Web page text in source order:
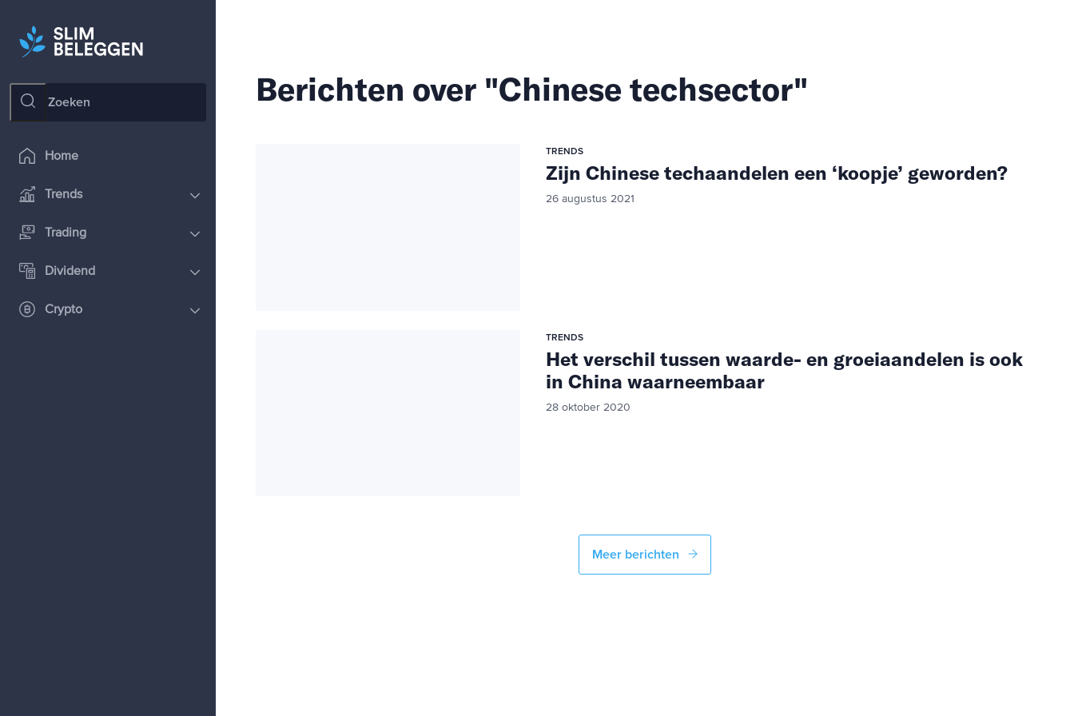
Home
Trends
Trading
Dividend
Crypto
Berichten over "Chinese techsector"
TRENDS
Zijn Chinese techaandelen een ‘koopje’ geworden?
26 augustus 2021
TRENDS
Het verschil tussen waarde- en groeiaandelen is ook
in China waarneembaar
28 oktober 2020
Meer berichten